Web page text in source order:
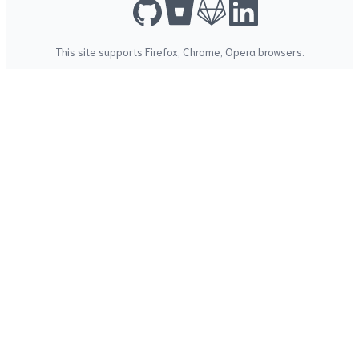
This site supports Firefox Chrome Opera browsers.